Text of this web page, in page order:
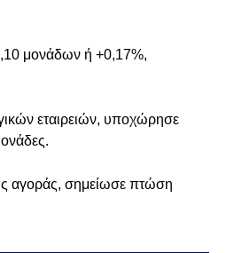
μονάδων ή +0,17%,
εταιρειών, υποχώρησε
αγοράς, σημείωσε πτώση